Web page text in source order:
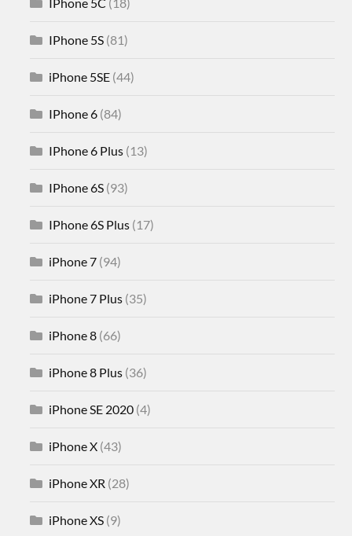
IPhone 5S (81)
iPhone 5SE (44)
IPhone 6 (84)
IPhone 6 Plus (13)
IPhone 6S (93)
IPhone 6S Plus (17)
iPhone 7 (94)
iPhone 7 Plus (35)
iPhone 8 (66)
iPhone 8 Plus (36)
iPhone SE 2020 (4)
iPhone X (43)
iPhone XR (28)
iPhone XS (9)